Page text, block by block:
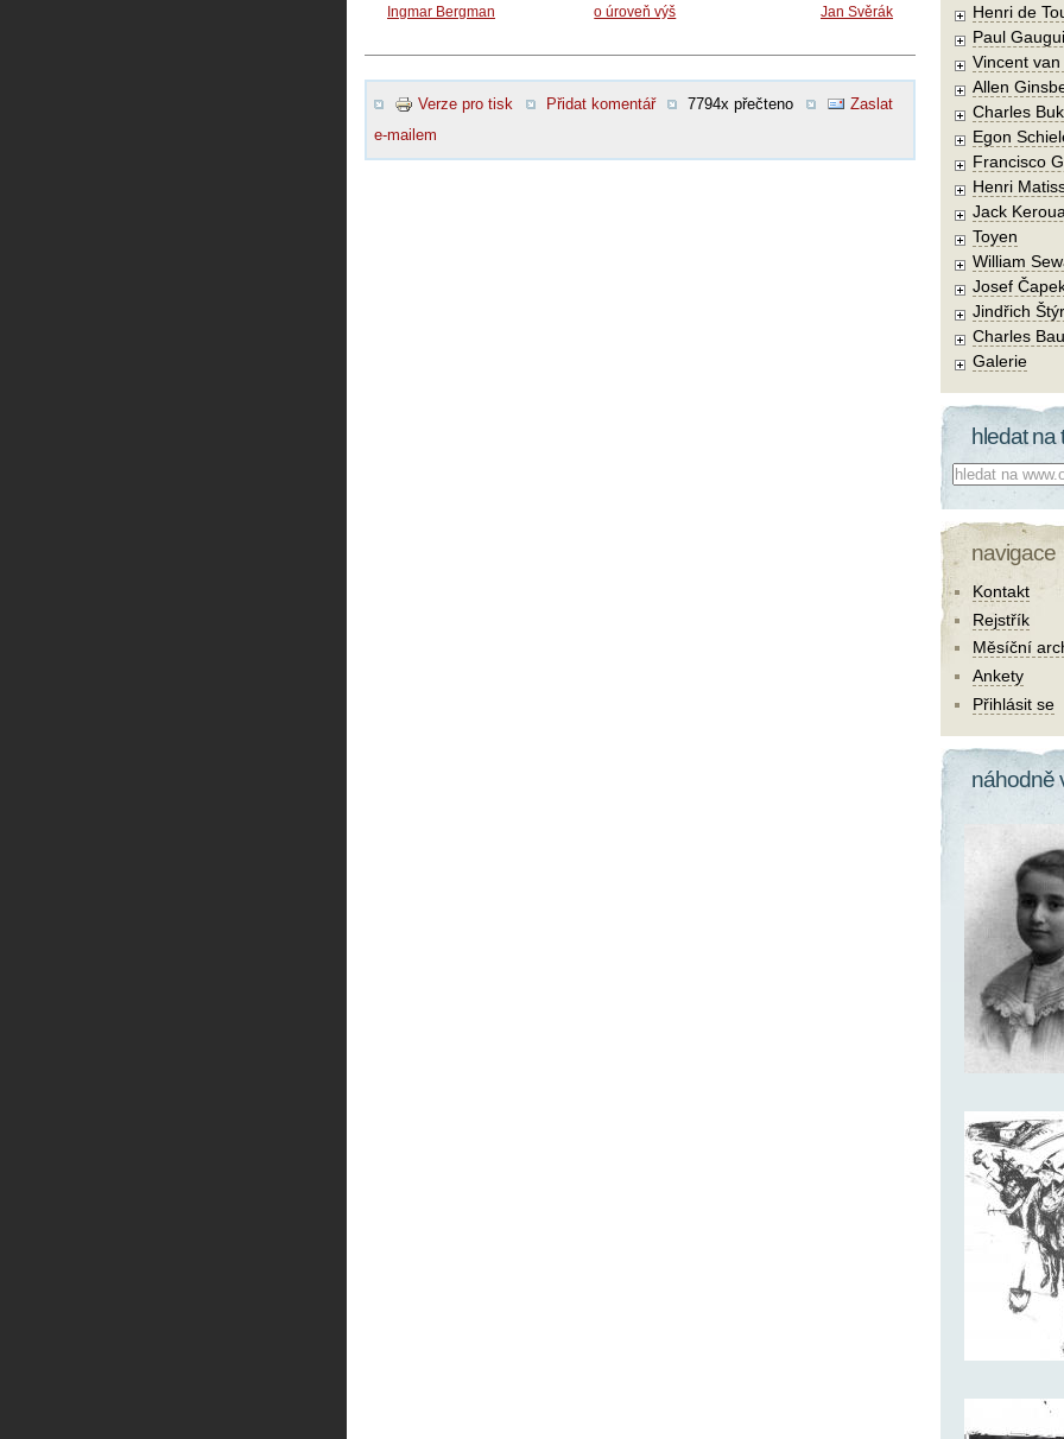
Ingmar Bergman o úroveň výš Jan Svěrák
Verze pro tisk Přidat komentář 7794x přečteno
Zaslat
e-mailem
Henri de
Paul
Vincent
Allen
Charles
Egon
Francisco
Henri
Jack
Toyen
William
Josef
Jindřich
Charles
Galerie
hledat na
Co hledat:
navigace
Kontakt
Rejstřík
Měsíční
Ankety
Přihlásit se
náhodně